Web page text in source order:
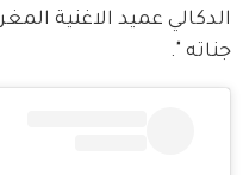
الدكالي عميد الاغنية
جناته ".